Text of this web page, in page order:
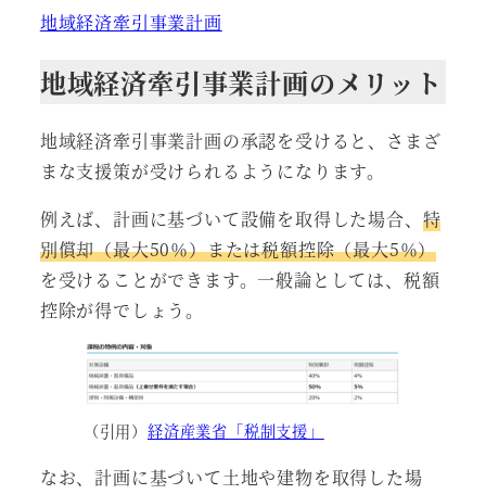
地域経済牽引事業計画
地域経済牽引事業計画のメリット
地域経済牽引事業計画の承認を受けると、さまざ
まな支援策が受けられるようになります。
例えば、計画に基づいて設備を取得した場合、 特
別償却（最大50％）または税額控除（最大5％）
を受けることができます。一般論としては、税額
控除が得でしょう。
（引用） 経済産業省「税制支援」
なお、計画に基づいて土地や建物を取得した場